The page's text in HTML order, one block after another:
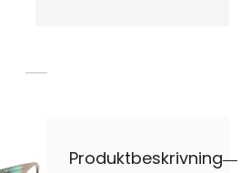
Produktbeskrivning